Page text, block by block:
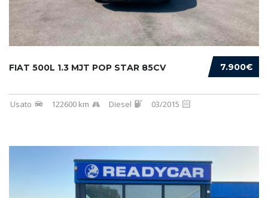
7.900€
FIAT 500L 1.3 MJT POP STAR 85CV
Usato 122600 km Diesel 03/2015